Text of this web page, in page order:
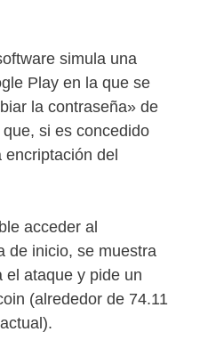
simula una
Play en la que se
la contraseña» de
si es concedido
del
acceder al
de inicio, se muestra
el ataque y pide un
(alrededor de 74.11